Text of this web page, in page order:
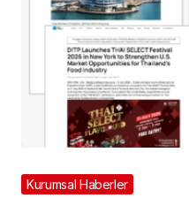
Kurumsal Haberler